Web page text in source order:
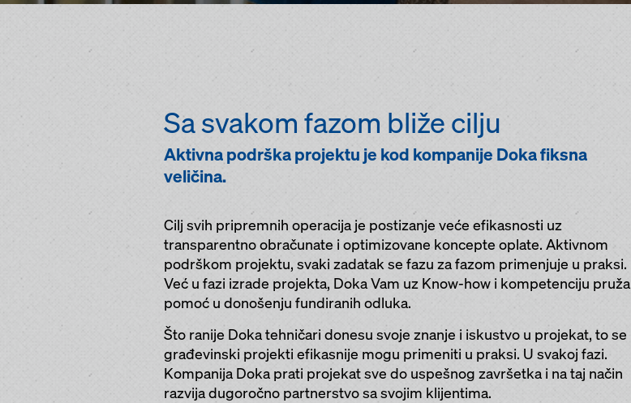
Sa svakom fazom bliže cilju
Aktivna podrška projektu je kod kompanije Doka fiksna
veličina.
Cilj svih pripremnih operacija je postizanje veće efikasnosti uz
transparentno obračunate i optimizovane koncepte oplate. Aktivnom
podrškom projektu, svaki zadatak se fazu za fazom primenjuje u praksi.
Već u fazi izrade projekta, Doka Vam uz Know-how i kompetenciju pruža
pomoć u donošenju fundiranih odluka.
Što ranije Doka tehničari donesu svoje znanje i iskustvo u projekat, to se
građevinski projekti efikasnije mogu primeniti u praksi. U svakoj fazi.
Kompanija Doka prati projekat sve do uspešnog završetka i na taj način
razvija dugoročno partnerstvo sa svojim klijentima.